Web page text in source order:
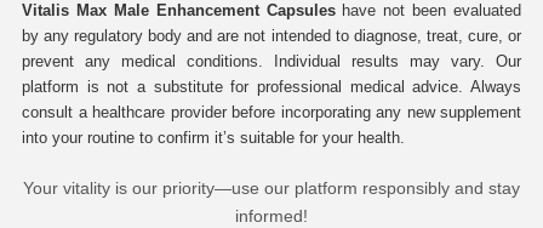
Vitalis Max Male Enhancement Capsuleshave not been evaluated
by any regulatory body and are not intended to diagnose, treat, cure, or
prevent any medical conditions. Individual results may vary. Our
platform is not a substitute for professional medical advice. Always
consult a healthcare provider before incorporating any new supplement
into your routine to confirm it’s suitable for your health.
Your vitality is our priority—use our platform responsibly and stay
informed!